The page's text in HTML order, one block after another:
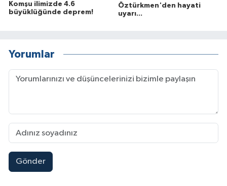
Komşu ilimizde 4.6
büyüklüğünde deprem!
Öztürkmen'den hayati
uyarı...
Yorumlar
Gönder